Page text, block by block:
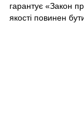
гарантує «Закон
якості повинен